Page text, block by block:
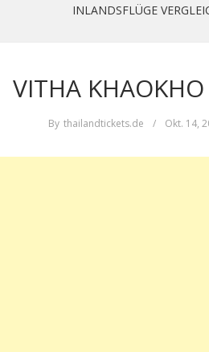
INLANDSFLÜGE
VITHA
By thailandtickets.de / Okt. 14,